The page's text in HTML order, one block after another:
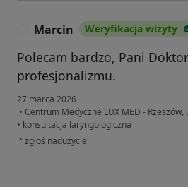
Marcin Weryfikacja wizyty
Polecam bardzo, Pani
profesjonalizmu.
27 marca 2026
• Centrum Medyczne LUX MED - Rzeszów,
• konsultacja laryngologiczna
• w opinii użytkownika Marcin
zgłoś nadużycie